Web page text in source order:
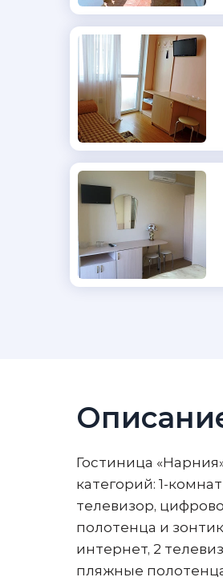
Гостиница
категорий: 1-
телевизор,
полотенца и
интернет, 2
пляжные